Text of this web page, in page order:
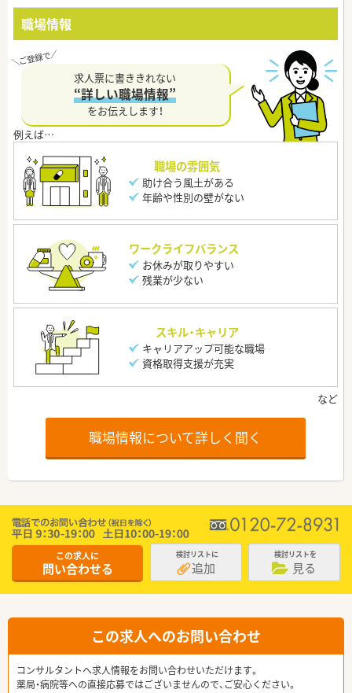
職場情報
求人票に書ききれない
“詳しい職場情報”
をお伝えします！
職場の雰囲気
助け合う風土がある
年齢や性別の壁がない
ワークライフバランス
お休みが取りやすい
残業が少ない
スキル・キャリア
キャリアアップ可能な職場
資格取得支援が充実
職場情報について詳しく聞く
この求人に
問い合わせる
検討リストに
追加
検討リストを
見る
この求人へのお問い合わせ
コンサルタントへ求人情報をお問い合わせいただけます。
薬局・病院等への直接応募ではございませんので、ご安心ください。